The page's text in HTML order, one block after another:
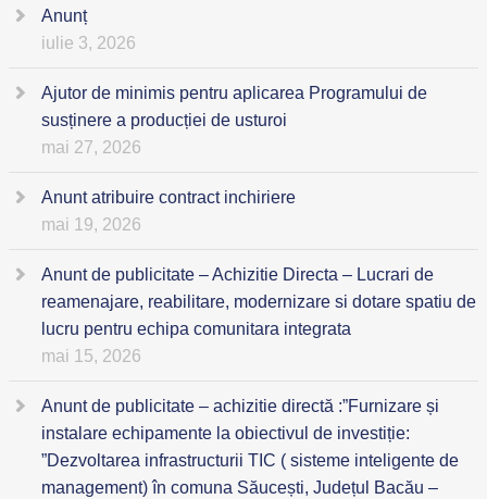
Anunț
iulie 3, 2026
Ajutor de minimis pentru aplicarea Programului de
susținere a producției de usturoi
mai 27, 2026
Anunt atribuire contract inchiriere
mai 19, 2026
Anunt de publicitate – Achizitie Directa – Lucrari de
reamenajare, reabilitare, modernizare si dotare spatiu de
lucru pentru echipa comunitara integrata
mai 15, 2026
Anunt de publicitate – achizitie directă :”Furnizare și
instalare echipamente la obiectivul de investiție:
”Dezvoltarea infrastructurii TIC ( sisteme inteligente de
management) în comuna Săucești, Județul Bacău –